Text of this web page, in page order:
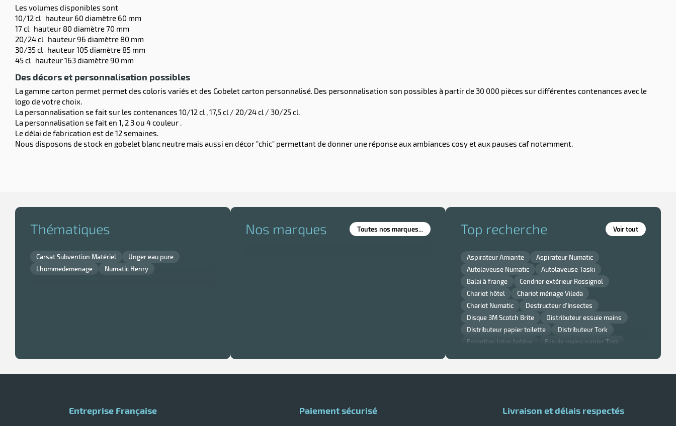
Les volumes disponibles sont
10/12 cl hauteur 60 diamètre 60 mm
17 cl hauteur 80 diamètre 70 mm
20/24 cl hauteur 96 diamètre 80 mm
30/35 cl hauteur 105 diamètre 85 mm
45 cl hauteur 163 diamètre 90 mm
Des décors et personnalisation possibles
La gamme carton permet permet des coloris variés et des Gobelet carton personnalisé. Des personnalisation son possibles à partir de 30 000 pièces sur différentes contenances avec le
logo de votre choix.
La personnalisation se fait sur les contenances 10/12 cl , 17,5 cl / 20/24 cl / 30/25 cl.
La personnalisation se fait en 1, 2 3 ou 4 couleur .
Le délai de fabrication est de 12 semaines.
Nous disposons de stock en gobelet blanc neutre mais aussi en décor "chic" permettant de donner une réponse aux ambiances cosy et aux pauses caf notamment.
Thématiques
Carsat Subvention Matériel
Unger eau pure
Lhommedemenage
Numatic Henry
Nos marques Toutes nos marques... Top recherche Voir tout
Aspirateur Amiante
Aspirateur Numatic
Autolaveuse Numatic
Autolaveuse Taski
Balai à frange
Cendrier extérieur Rossignol
Chariot hôtel
Chariot ménage Vileda
Chariot Numatic
Destructeur d'Insectes
Disque 3M Scotch Brite
Distributeur essuie mains
Distributeur papier toilette
Distributeur Tork
Enmotion lotus bobine
Essuie mains papier Tork
Raclette vitre professionnelle
Sèche main air pulsé
Entreprise Française Paiement sécurisé Livraison et délais respectés